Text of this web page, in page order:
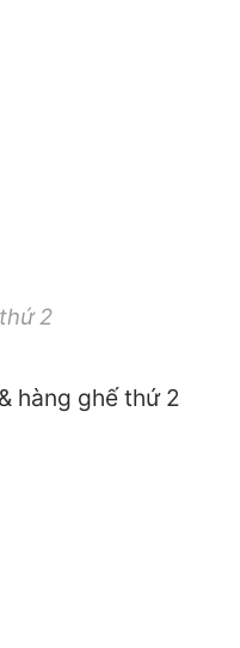
2
hàng ghế thứ 2